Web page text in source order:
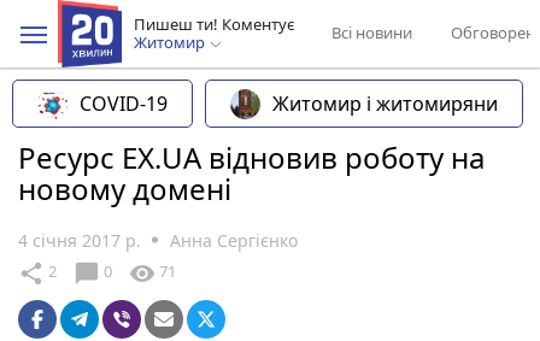
Пишеш ти! Коментує
Житомир
Всі новини
COVID-19 Житомир і житомиряни
Ресурс EX.UA відновив роботу на
новому домені
4 січня 2017 р. Анна Сергієнко
share 2 chat_bubble 0 visibility 71